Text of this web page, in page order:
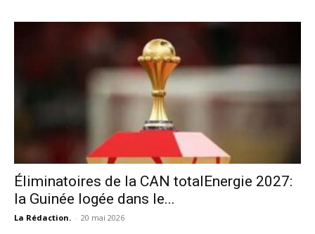
Éliminatoires de la CAN totalEnergie 2027:
la Guinée logée dans le...
La Rédaction. - 20 mai 2026